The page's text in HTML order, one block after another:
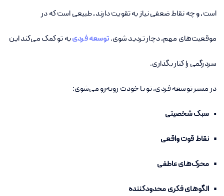
است، و چه نقاط ضعفی نیاز به تقویت دارند، طبیعی است که در
موقعیت‌های مهم، دچار تردید شوی.توسعه فردیبه تو کمک می‌کند این
سردرگمی را کنار بگذاری.
در مسیر توسعه فردی، تو با خودت روبه‌رو می‌شوی:
• سبک شخصیتی
• نقاط قوت واقعی
• محرک‌های عاطفی
• الگوهای فکری محدودکننده